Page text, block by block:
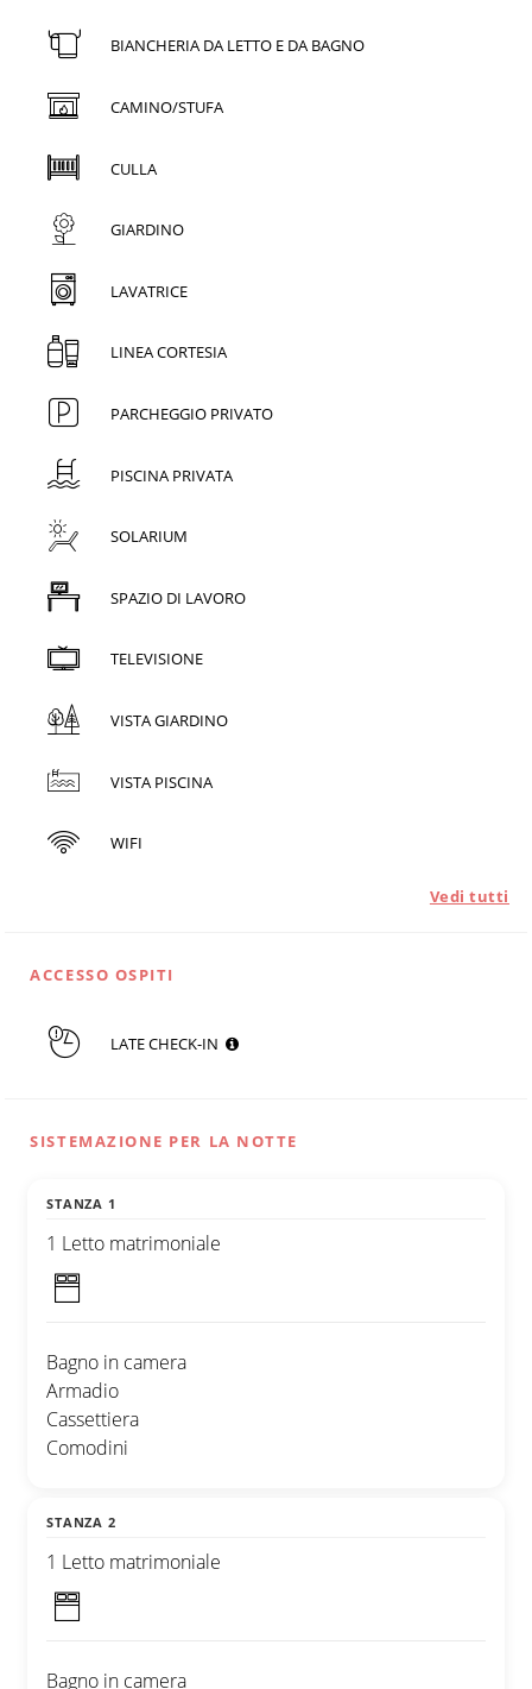
BIANCHERIA DA LETTO E DA BAGNO
CAMINO/STUFA
CULLA
GIARDINO
LAVATRICE
LINEA CORTESIA
PARCHEGGIO PRIVATO
PISCINA PRIVATA
SOLARIUM
SPAZIO DI LAVORO
TELEVISIONE
VISTA GIARDINO
VISTA PISCINA
WIFI
Vedi tutti
ACCESSO OSPITI
LATE CHECK-IN
SISTEMAZIONE PER LA NOTTE
STANZA 1
1 Letto matrimoniale
Bagno in camera
Armadio
Cassettiera
Comodini
STANZA 2
1 Letto matrimoniale
Bagno in camera